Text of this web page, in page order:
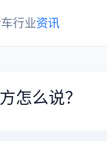
行业资讯
怎么说？